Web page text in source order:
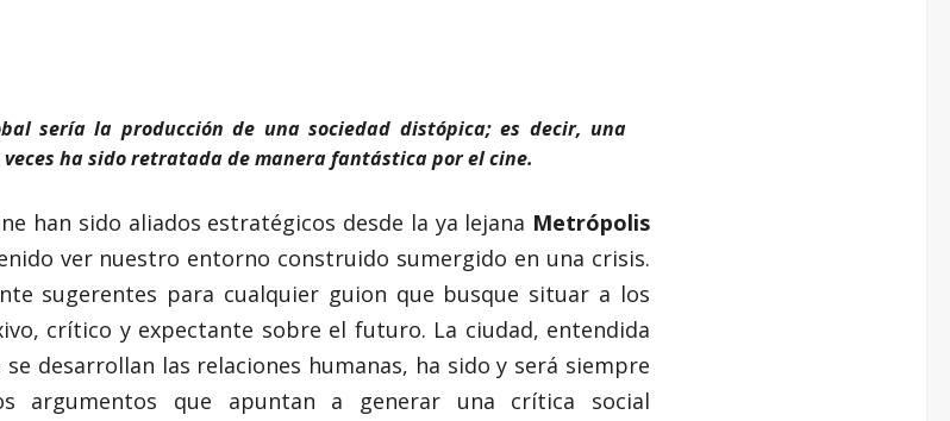
sería la producción de una sociedad distópica; es decir, una
ha sido retratada de manera fantástica por el cine.
han sido aliados estratégicos desde la ya lejana Metrópolis
ver nuestro entorno construido sumergido en una crisis.
sugerentes para cualquier guion que busque situar a los
crítico y expectante sobre el futuro. La ciudad, entendida
desarrollan las relaciones humanas, ha sido y será siempre
argumentos que apuntan a generar una crítica social